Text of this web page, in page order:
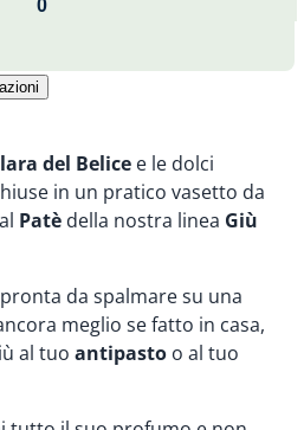
del Belice e le dolci
in un pratico vasetto da
Patè della nostra linea Giù
da spalmare su una
meglio se fatto in casa,
al tuo antipasto o al tuo